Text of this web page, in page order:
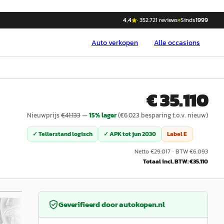
4,4 ·352.721 reviews Sinds1999
Autoverkopen Alle occasions
€ 35.110
Nieuwprijs€41.133—15% lager(€6.023 besparing t.o.v. nieuw)
✓ Tellerstand logisch ✓ APK totjun 2030 LabelE
Netto €29.017 · BTW €6.093
Totaal incl. BTW: €35.110
/43
Geverifieerd doorautokopen.nl